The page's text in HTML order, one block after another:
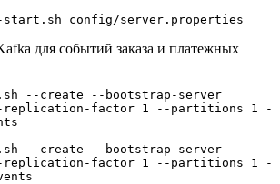
start.sh config/server.properties
для событий заказа и платежных
--create --bootstrap-server
replication-factor 1 --partitions 1 -
--create --bootstrap-server
replication-factor 1 --partitions 1 -